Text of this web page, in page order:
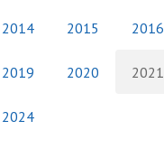
2014 2015 2016
2019 2020 2021
2024